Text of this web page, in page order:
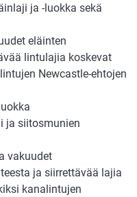
ja -luokka sekä
eläinten
lintulajia koskevat
Newcastle-ehtojen
ja siitosmunien
vakuudet
ja siirrettävää lajia
kanalintujen